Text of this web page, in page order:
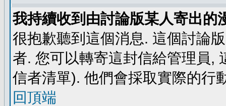
我持續收到由討論版某人寄出的
很抱歉聽到這個消息. 這個討論
者. 您可以轉寄這封信給管理員,
信者清單). 他們會採取實際的行
回頂端